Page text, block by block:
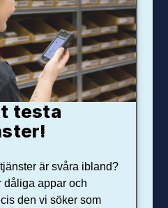
testa
är svåra ibland?
dåliga appar och
den vi söker som